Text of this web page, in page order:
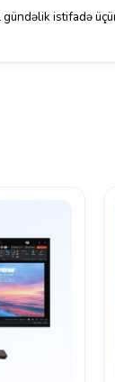
istifadə